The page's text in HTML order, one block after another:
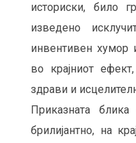
историски, било
изведено
инвентивен хумор
во крајниот
здрави и
Приказната
брилијантно, на